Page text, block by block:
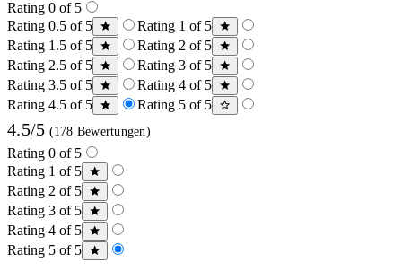
Rating 0 of 5
Rating 0.5 of 5
Rating 1 of 5
Rating 1.5 of 5
Rating 2 of 5
Rating 2.5 of 5
Rating 3 of 5
Rating 3.5 of 5
Rating 4 of 5
Rating 4.5 of 5
Rating 5 of 5
4.5/5 (178 Bewertungen)
Rating 0 of 5
Rating 1 of 5
Rating 2 of 5
Rating 3 of 5
Rating 4 of 5
Rating 5 of 5